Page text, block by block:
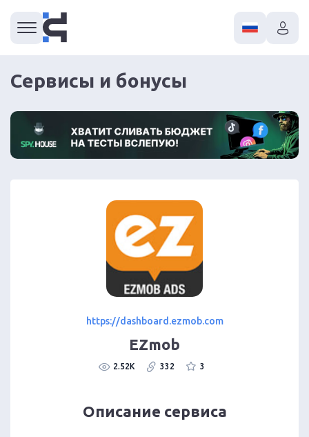
Сервисы и бонусы
https://dashboard.ezmob.com
EZmob
2.52K 332 3
Описание сервиса